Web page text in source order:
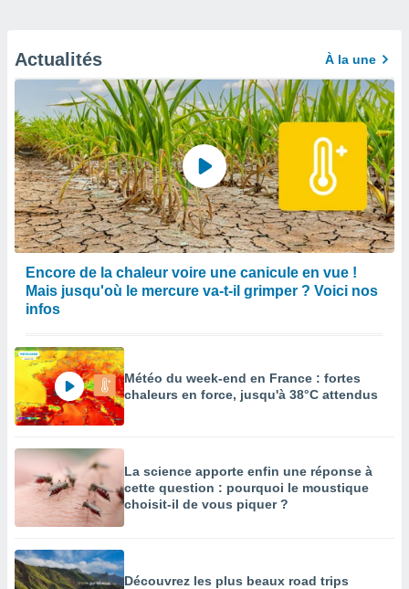
Actualités À la une
Encore de la chaleur voire une canicule en vue !
Mais jusqu'où le mercure va-t-il grimper ? Voici nos
infos
Météo du week-end en France : fortes
chaleurs en force, jusqu'à 38°C attendus
La science apporte enfin une réponse à
cette question : pourquoi le moustique
choisit-il de vous piquer ?
Découvrez les plus beaux road trips